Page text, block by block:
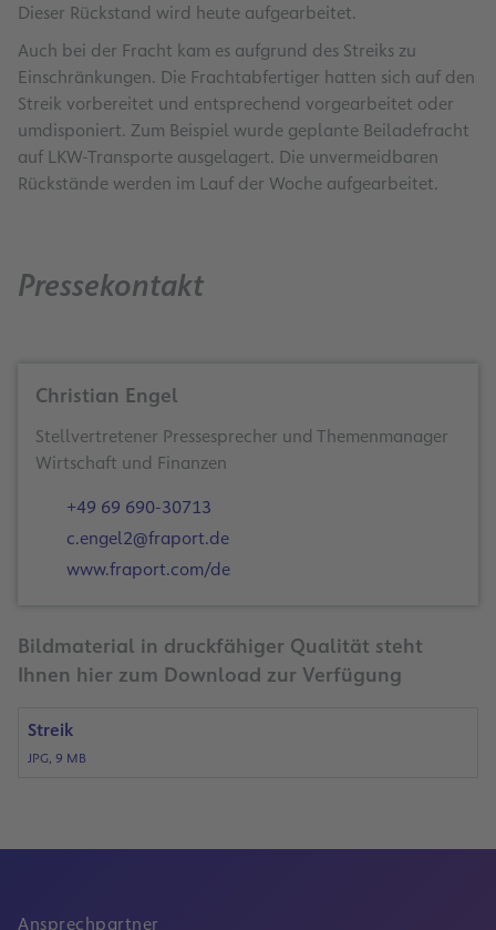
Dieser Rückstand wird heute aufgearbeitet.
Auch bei der Fracht kam es aufgrund des Streiks zu
Einschränkungen. Die Frachtabfertiger hatten sich auf den
Streik vorbereitet und entsprechend vorgearbeitet oder
umdisponiert. Zum Beispiel wurde geplante Beiladefracht
auf LKW-Transporte ausgelagert. Die unvermeidbaren
Rückstände werden im Lauf der Woche aufgearbeitet.
Pressekontakt
Christian Engel
Stellvertretener Pressesprecher und Themenmanager
Wirtschaft und Finanzen
+49 69 690-30713
c.engel2@fraport.de
www.fraport.com/de
Bildmaterial in druckfähiger Qualität steht
Ihnen hier zum Download zur Verfügung
Streik
JPG, 9 MB
Ansprechpartner